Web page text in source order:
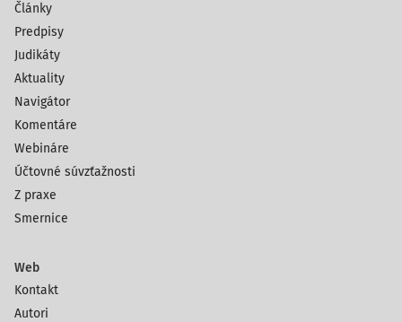
Články
Predpisy
Judikáty
Aktuality
Navigátor
Komentáre
Webináre
Účtovné súvzťažnosti
Z praxe
Smernice
Web
Kontakt
Autori